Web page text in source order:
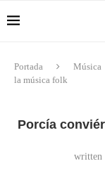
Portada Música
la música folk
Porcía
written